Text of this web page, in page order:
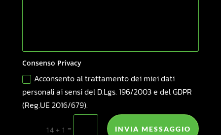
Consenso Privacy
Acconsento al trattamento dei miei dati
personali ai sensi del D.Lgs. 196/2003 e del GDPR
(Reg.UE 2016/679).
14 + 1 = INVIA MESSAGGIO